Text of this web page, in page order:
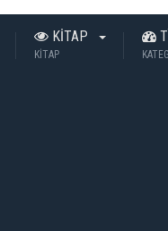
KİTAP
KİTAP